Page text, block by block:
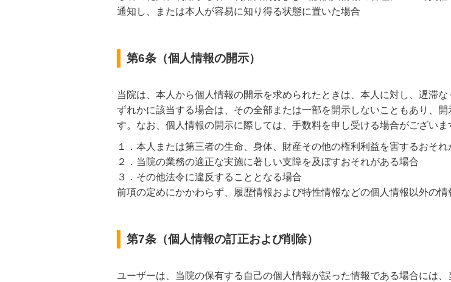
通知し、または本人が容易に知り得る状態に置いた場合
第6条（個人情報の開示）
当院は、本人から個人情報の開示を求められたときは、本人に対し、遅滞
ずれかに該当する場合は、その全部または一部を開示しないこともあり、
す。なお、個人情報の開示に際しては、手数料を申し受ける場合がございま
１．本人または第三者の生命、身体、財産その他の権利利益を害するおそれ
２．当院の業務の適正な実施に著しい支障を及ぼすおそれがある場合
３．その他法令に違反することとなる場合
前項の定めにかかわらず、履歴情報および特性情報などの個人情報以外の
第7条（個人情報の訂正および削除）
ユーザーは、当院の保有する自己の個人情報が誤った情報である場合には